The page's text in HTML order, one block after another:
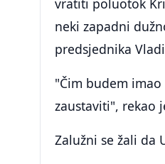
vratiti poluotok
neki zapadni
predsjednika
"Čim budem
zaustaviti", rekao
Zalužni se žali da